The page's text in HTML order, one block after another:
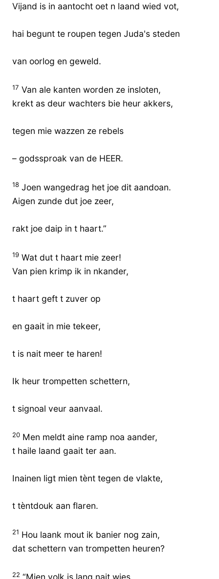
Vijand is in aantocht oet n laand wied vot,
hai begunt te roupen tegen Juda's steden
van oorlog en geweld.
17 Van ale kanten worden ze insloten,
krekt as deur wachters bie heur akkers,
tegen mie wazzen ze rebels
– godssproak van de HEER.
18 Joen wangedrag het joe dit aandoan.
Aigen zunde dut joe zeer,
rakt joe daip in t haart.”
19 Wat dut t haart mie zeer!
Van pien krimp ik in nkander,
t haart geft t zuver op
en gaait in mie tekeer,
t is nait meer te haren!
Ik heur trompetten schettern,
t signoal veur aanvaal.
20 Men meldt aine ramp noa aander,
t haile laand gaait ter aan.
Inainen ligt mien tènt tegen de vlakte,
t tèntdouk aan flaren.
21 Hou laank mout ik banier nog zain,
dat schettern van trompetten heuren?
22